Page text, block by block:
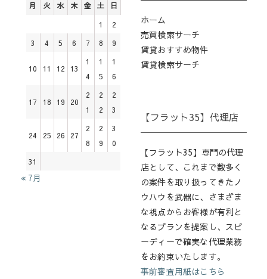
月 火 水 木 金 土 日
1
2
3
4 5 6 7 8 9
10 11 12 13
1
4
1
5
1
6
17 18 19 20
2
1
2
2
2
3
24 25 26 27
2
8
2
9
3
0
31
« 7月
ホーム
売買検索サーチ
賃貸おすすめ物件
賃貸検索サーチ
【フラット35】代理店
【フラット35】専門の代理
店として、これまで数多く
の案件を取り扱ってきたノ
ウハウを武器に、さまざま
な視点からお客様が有利と
なるプランを提案し、スピ
ーディーで確実な代理業務
をお約束いたします。
事前審査用紙はこちら